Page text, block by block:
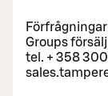
Groups
tel. + 358